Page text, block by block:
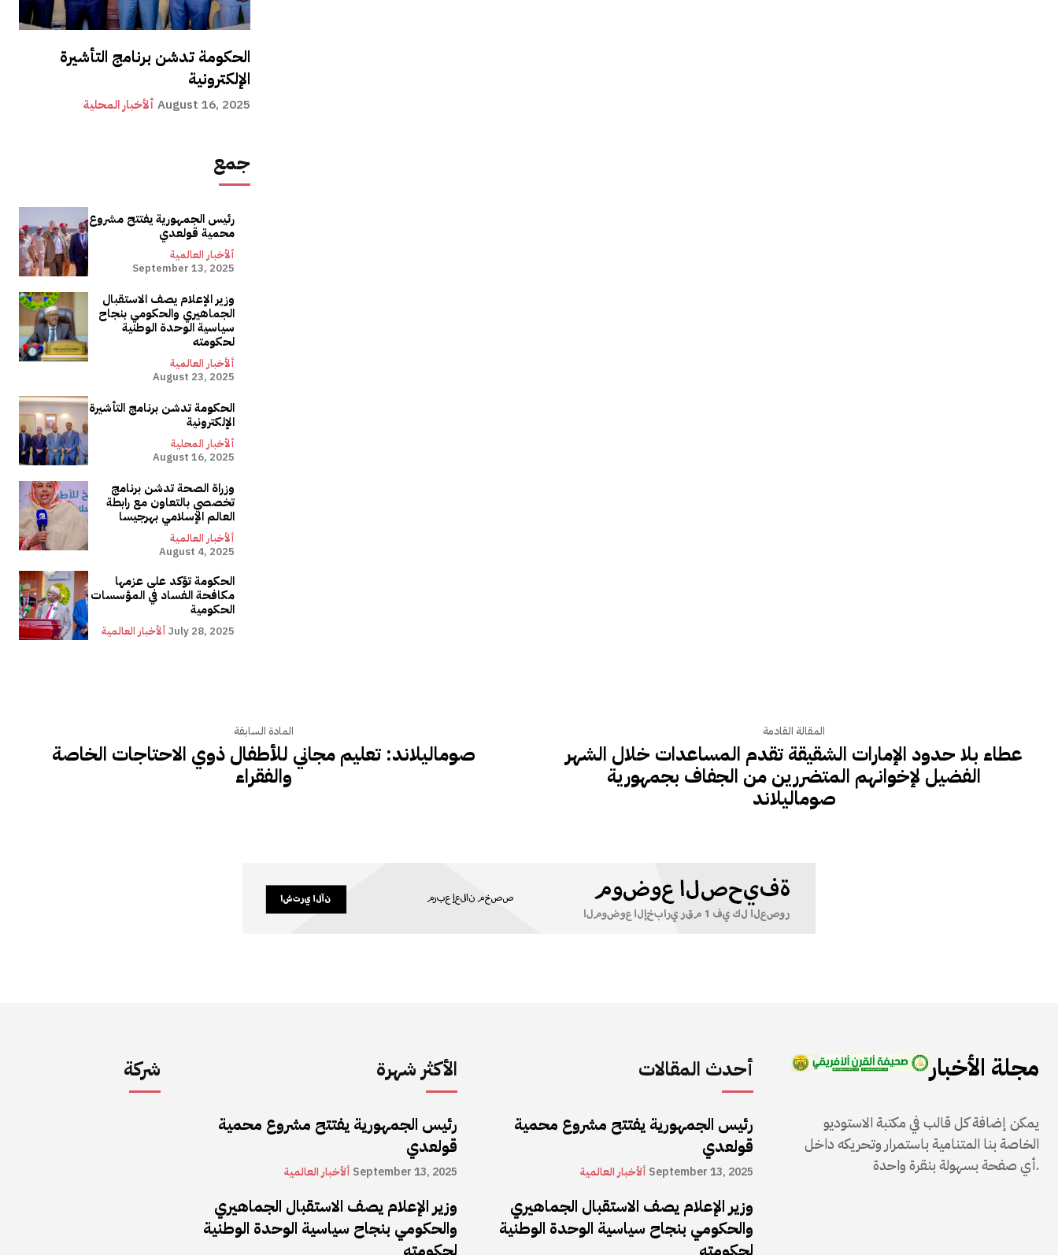
الحكومة تدشن برنامج التأشيرة
الإلكترونية
ألأخبار المحلية August 16, 2025
جمع
رئيس الجمهورية يفتتح مشروع
محمية قولعدي
ألأخبار العالمية
September 13, 2025
وزير الإعلام يصف الاستقبال
الجماهيري والحكومي بنجاح
سياسية الوحدة الوطنية
لحكومته
ألأخبار العالمية
August 23, 2025
الحكومة تدشن برنامج التأشيرة
الإلكترونية
ألأخبار المحلية
August 16, 2025
وزراة الصحة تدشن برنامج
تخصصي بالتعاون مع رابطة
العالم الإسلامي بهرجيسا
ألأخبار العالمية
August 4, 2025
الحكومة تؤكد على عزمها
مكافحة الفساد في المؤسسات
الحكومية
ألأخبار العالمية July 28, 2025
المادة السابقة
صوماليلاند: تعليم مجاني للأطفال ذوي الاحتاجات الخاصة
والفقراء
المقالة القادمة
عطاء بلا حدود الإمارات الشقيقة تقدم المساعدات خلال الشهر
الفضيل لإخوانهم المتضررين من الجفاف بجمهورية
صوماليلاند
شركة الأكثر شهرة
رئيس الجمهورية يفتتح مشروع محمية
قولعدي
ألأخبار العالمية September 13, 2025
وزير الإعلام يصف الاستقبال الجماهيري
والحكومي بنجاح سياسية الوحدة الوطنية
أحدث المقالات
رئيس الجمهورية يفتتح مشروع محمية
قولعدي
ألأخبار العالمية September 13, 2025
وزير الإعلام يصف الاستقبال الجماهيري
والحكومي بنجاح سياسية الوحدة الوطنية
مجلة الأخبار
يمكن إضافة كل قالب في مكتبة الاستوديو
الخاصة بنا المتنامية باستمرار وتحريكه داخل
أي صفحة بسهولة بنقرة واحدة.